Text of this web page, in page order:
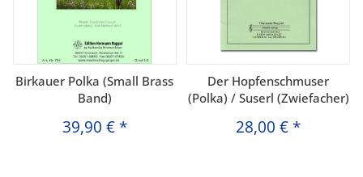
Birkauer Polka (Small Brass
Band)
39,90 € *
Der Hopfenschmuser
(Polka) / Suserl (Zwiefacher)
28,00 € *